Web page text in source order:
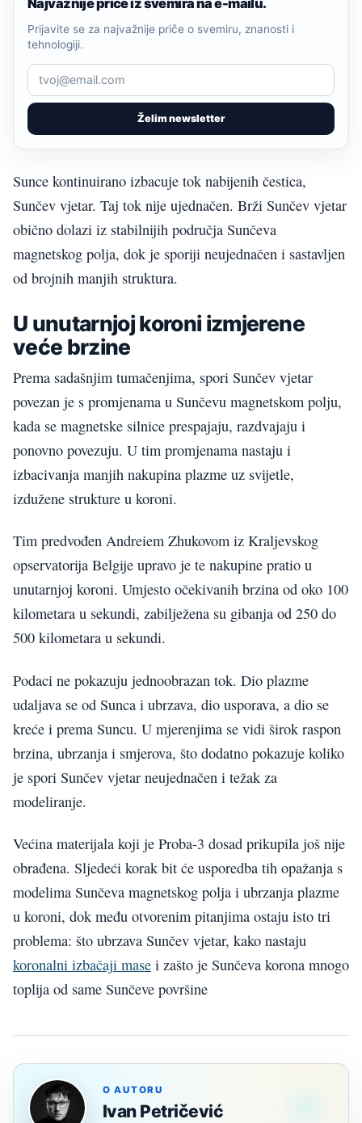
Želim newsletter
Prijavite se za najvažnije priče o svemiru, znanosti i
tehnologiji.
Sunce kontinuirano izbacuje tok nabijenih čestica,
Sunčev vjetar. Taj tok nije ujednačen. Brži Sunčev vjetar
obično dolazi iz stabilnijih područja Sunčeva
magnetskog polja, dok je sporiji neujednačen i sastavljen
od brojnih manjih struktura.
U unutarnjoj koroni izmjerene
veće brzine
Prema sadašnjim tumačenjima, spori Sunčev vjetar
povezan je s promjenama u Sunčevu magnetskom polju,
kada se magnetske silnice prespajaju, razdvajaju i
ponovno povezuju. U tim promjenama nastaju i
izbacivanja manjih nakupina plazme uz svijetle,
izdužene strukture u koroni.
Tim predvođen Andreiem Zhukovom iz Kraljevskog
opservatorija Belgije upravo je te nakupine pratio u
unutarnjoj koroni. Umjesto očekivanih brzina od oko 100
kilometara u sekundi, zabilježena su gibanja od 250 do
500 kilometara u sekundi.
Podaci ne pokazuju jednoobrazan tok. Dio plazme
udaljava se od Sunca i ubrzava, dio usporava, a dio se
kreće i prema Suncu. U mjerenjima se vidi širok raspon
brzina, ubrzanja i smjerova, što dodatno pokazuje koliko
je spori Sunčev vjetar neujednačen i težak za
modeliranje.
Većina materijala koji je Proba-3 dosad prikupila još nije
obrađena. Sljedeći korak bit će usporedba tih opažanja s
modelima Sunčeva magnetskog polja i ubrzanja plazme
u koroni, dok među otvorenim pitanjima ostaju isto tri
problema: što ubrzava Sunčev vjetar, kako nastaju
koronalni izbačaji mase i zašto je Sunčeva korona mnogo
toplija od same Sunčeve površine
O AUTORU
Ivan Petričević